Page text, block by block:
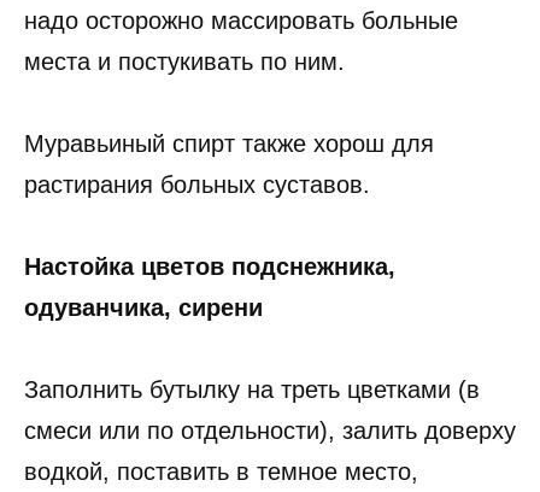
надо осторожно массировать больные
места и постукивать по ним.
Муравьиный спирт также хорош для
растирания больных суставов.
Настойка цветов подснежника,
одуванчика, сирени
Заполнить бутылку на треть цветками (в
смеси или по отдельности), залить доверху
водкой, поставить в темное место,